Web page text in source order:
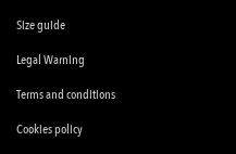
Size guide
Legal Warning
Terms and conditions
Cookies policy